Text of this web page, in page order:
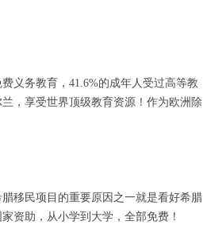
义务教育，41.6%的成年人受过高等教
，享受世界顶级教育资源！作为欧洲除
移民项目的重要原因之一就是看好希腊
资助，从小学到大学，全部免费！